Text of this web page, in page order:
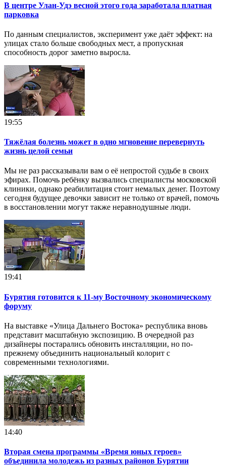
В центре Улан-Удэ весной этого года заработала платная
парковка
По данным специалистов, эксперимент уже даёт эффект: на
улицах стало больше свободных мест, а пропускная
способность дорог заметно выросла.
19:55
Тяжёлая болезнь может в одно мгновение перевернуть
жизнь целой семьи
Мы не раз рассказывали вам о её непростой судьбе в своих
эфирах. Помочь ребёнку вызвались специалисты московской
клиники, однако реабилитация стоит немалых денег. Поэтому
сегодня будущее девочки зависит не только от врачей, помочь
в восстановлении могут также неравнодушные люди.
19:41
Бурятия готовится к 11-му Восточному экономическому
форуму
На выставке «Улица Дальнего Востока» республика вновь
представит масштабную экспозицию. В очередной раз
дизайнеры постарались обновить инсталляции, но по-
прежнему объединить национальный колорит с
современными технологиями.
14:40
Вторая смена программы «Время юных героев»
объединила молодежь из разных районов Бурятии